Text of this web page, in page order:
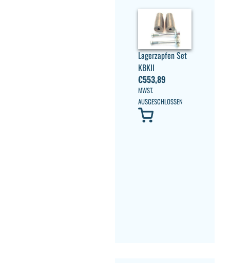
Lagerzapfen Set
KBKII
€553,89
MWST.
AUSGESCHLOSSEN